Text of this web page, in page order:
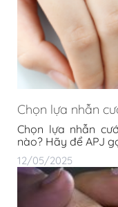
Chọn lựa nhẫn
Chọn lựa nhẫn
nào? Hãy để APJ
12/05/2025